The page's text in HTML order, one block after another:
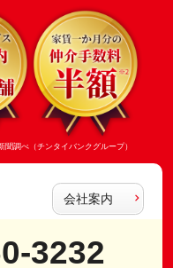
調べ（チンタイバンクグループ）
会社案内
3232